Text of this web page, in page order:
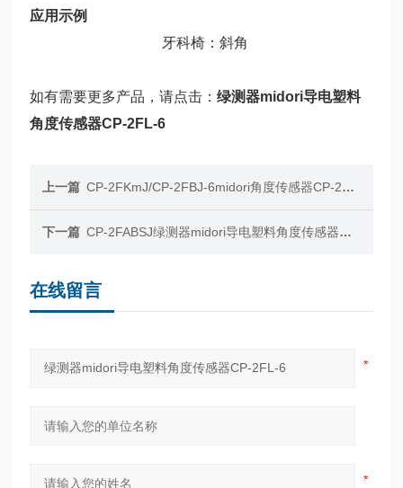
应用示例
牙科椅：斜角
如有需要更多产品，请点击：绿测器midori导电塑料
角度传感器CP-2FL-6
上一篇 CP-2FKmJ/CP-2FBJ-6midori角度传感器CP-2FCB（m）/CP-2FCG-6
下一篇 CP-2FABSJ绿测器midori导电塑料角度传感器CP-2FABSJ
在线留言